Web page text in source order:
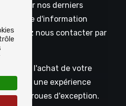
nos derniers
d'information
pouvez nous contacter par
83 60.
pour l'achat de votre
et vivez une expérience
deux-roues d'exception.